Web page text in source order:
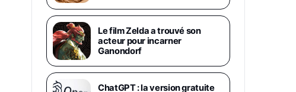
Galaxy S26 Ultra 256 Go Violet
892€1199€
Philips SHK2000BL - Casque
Enfant - Bleu & Répartiteur Audio
5 Casques, Blanc
24,94€29,96€Fnac (Vendeur Tiers)
Le film Zelda a trouvé son
acteur pour incarner
Ganondorf
ChatGPT : la version gratuite